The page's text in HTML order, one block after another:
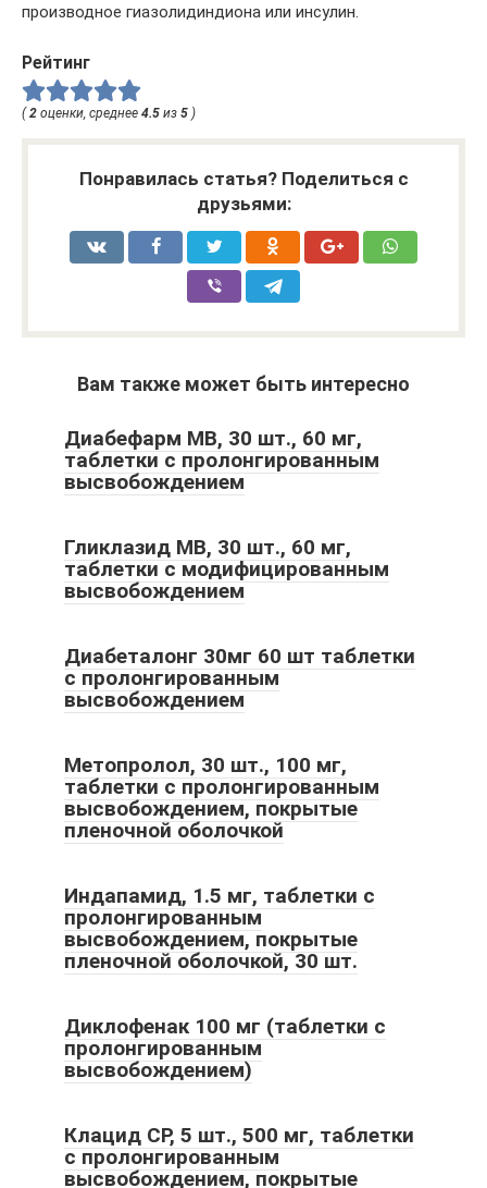
производное гиазолидиндиона или инсулин.
Рейтинг
( 2 оценки, среднее 4.5 из 5 )
Понравилась статья? Поделиться с
друзьями:
Вам также может быть интересно
Диабефарм МВ, 30 шт., 60 мг,
таблетки с пролонгированным
высвобождением
Гликлазид МВ, 30 шт., 60 мг,
таблетки с модифицированным
высвобождением
Диабеталонг 30мг 60 шт таблетки
с пролонгированным
высвобождением
Метопролол, 30 шт., 100 мг,
таблетки с пролонгированным
высвобождением, покрытые
пленочной оболочкой
Индапамид, 1.5 мг, таблетки с
пролонгированным
высвобождением, покрытые
пленочной оболочкой, 30 шт.
Диклофенак 100 мг (таблетки с
пролонгированным
высвобождением)
Клацид СР, 5 шт., 500 мг, таблетки
с пролонгированным
высвобождением, покрытые